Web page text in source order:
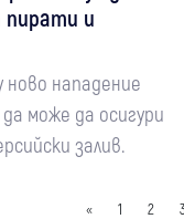
пирати и
нападение
може да осигури
залив.
« 1 2